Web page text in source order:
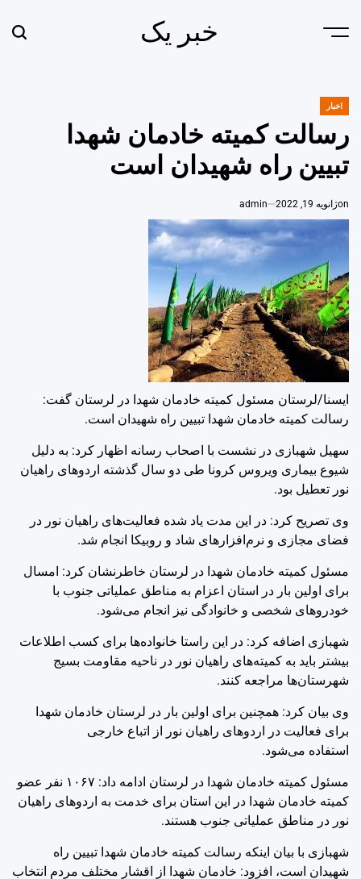
Menu خبر یک
POSTED
اخبار
رسالت کمیته خادمان شهدا
تبیین راه شهیدان است
onژانویه 19, 2022 admin
ایسنا/لرستان مسئول کمیته خادمان شهدا در لرستان گفت:
رسالت کمیته خادمان شهدا تبیین راه شهیدان است.
سهیل شهبازی در نشست با اصحاب رسانه اظهار کرد: به دلیل
شیوع بیماری ویروس کرونا طی دو سال گذشته اردوهای راهیان
نور تعطیل بود.
وی تصریح کرد: در این مدت یاد شده فعالیت‌های راهیان نور در
فضای مجازی و نرم‌افزارهای شاد و روبیکا انجام شد.
مسئول کمیته خادمان شهدا در لرستان خاطرنشان کرد: امسال
برای اولین بار در استان اعزام به مناطق عملیاتی جنوب با
خودروهای شخصی و خانوادگی نیز انجام می‌شود.
شهبازی اضافه کرد: در این راستا خانواده‌ها برای کسب اطلاعات
بیشتر باید به کمیته‌های راهیان نور در ناحیه مقاومت بسیج
شهرستان‌ها مراجعه کنند.
وی بیان کرد: همچنین برای اولین بار در لرستان خادمان شهدا
برای فعالیت در اردوهای راهیان نور از اتباع خارجی
استفاده می‌شود.
مسئول کمیته خادمان شهدا در لرستان ادامه داد: ۱۰۶۷ نفر عضو
کمیته خادمان شهدا در این استان برای خدمت به اردوهای راهیان
نور در مناطق عملیاتی جنوب هستند.
شهبازی با بیان اینکه رسالت کمیته خادمان شهدا تبیین راه
شهیدان است، افزود: خادمان شهدا از اقشار مختلف مردم انتخاب